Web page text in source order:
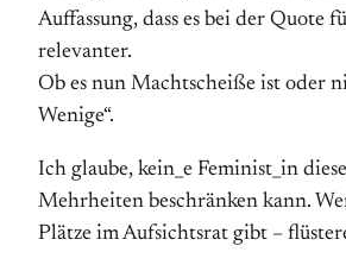
Auffassung, dass es bei der
relevanter.
Ob es nun Machtscheiße ist oder
Wenige“.
Ich glaube, kein_e Feminist_in
Mehrheiten beschränken kann.
Plätze im Aufsichtsrat gibt –